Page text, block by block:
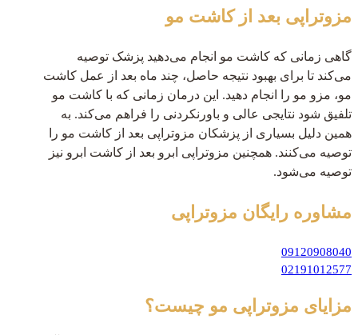
مزوتراپی بعد از کاشت مو
گاهی زمانی که کاشت مو انجام می‌دهید پزشک توصیه
می‌کند تا برای بهبود نتیجه حاصل، چند ماه بعد از عمل کاشت
مو، مزو مو را انجام دهید. این درمان زمانی که با کاشت مو
تلفیق شود نتایجی عالی و باورنکردنی را فراهم می‌کند. به
همین دلیل بسیاری از پزشکان مزوتراپی بعد از کاشت مو را
توصیه می‌کنند. همچنین مزوتراپی ابرو بعد از کاشت ابرو نیز
توصیه می‌شود.
مشاوره رایگان مزوتراپی
09120908040
02191012577
مزایای مزوتراپی مو چیست؟